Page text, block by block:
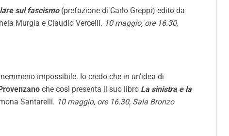
sul fascismo(prefazione di Carlo Greppi) edito da
Murgia e Claudio Vercelli. 10 maggio, ore 16.30,
impossibile. Io credo che in un’idea di
che così presenta il suo libro La sinistra e la
Santarelli. 10 maggio, ore 16.30, Sala Bronzo